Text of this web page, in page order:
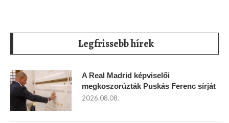
Legfrissebb hírek
A Real Madrid képviselői
megkoszorúzták Puskás Ferenc sírját
2026.08.08.